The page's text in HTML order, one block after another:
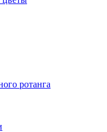
ротанга